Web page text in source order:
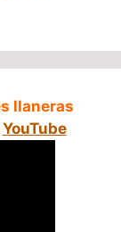
llaneras
YouTube